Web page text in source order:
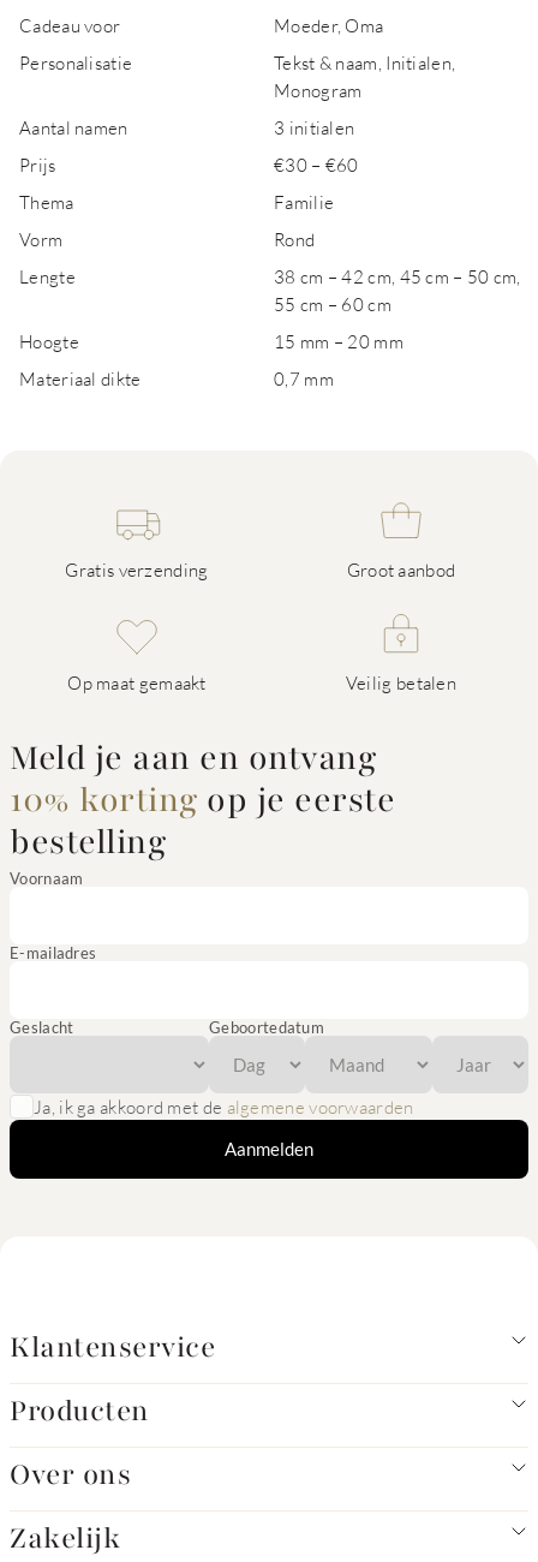
Cadeau voor
Moeder, Oma
Personalisatie
Tekst & naam, Initialen,
Monogram
Aantal namen
3 initialen
Prijs
€30 – €60
Thema
Familie
Vorm
Rond
Lengte
38 cm – 42 cm, 45 cm – 50 cm,
55 cm – 60 cm
Hoogte
15 mm – 20 mm
Materiaal dikte
0,7 mm
Gratis verzending Groot aanbod
Op maat gemaakt Veilig betalen
Meld je aan en ontvang
10% korting op je eerste
bestelling
Voornaam
E-mailadres
Geslacht Geboortedatum
Ja, ik ga akkoord met de algemene voorwaarden
Aanmelden
Klantenservice
Producten
Over ons
Zakelijk